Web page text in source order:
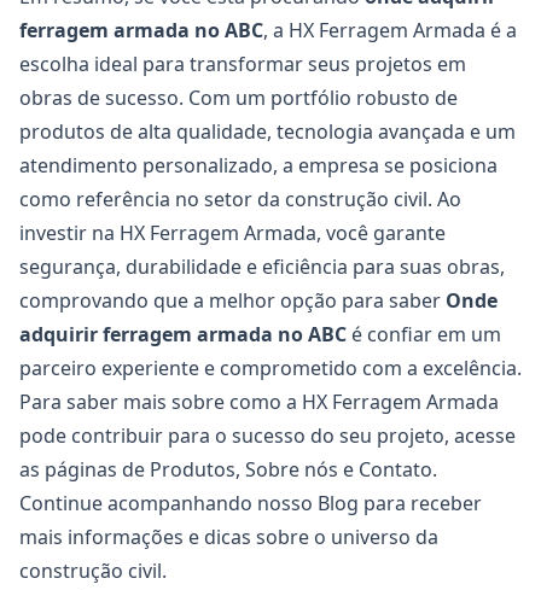
ferragem armada no ABC, a HX Ferragem Armada é a
escolha ideal para transformar seus projetos em
obras de sucesso. Com um portfólio robusto de
produtos de alta qualidade, tecnologia avançada e um
atendimento personalizado, a empresa se posiciona
como referência no setor da construção civil. Ao
investir na HX Ferragem Armada, você garante
segurança, durabilidade e eficiência para suas obras,
comprovando que a melhor opção para saber Onde
adquirirferragem armada no ABC é confiar em um
parceiro experiente e comprometido com a excelência.
Para saber mais sobre como a HX Ferragem Armada
pode contribuir para o sucesso do seu projeto, acesse
as páginas de Produtos, Sobre nós e Contato.
Continue acompanhando nosso Blog para receber
mais informações e dicas sobre o universo da
construção civil.